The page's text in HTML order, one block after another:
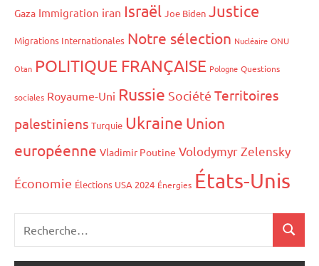
Gaza Immigration iran Israël Joe Biden Justice
Migrations Internationales Notre sélection Nucléaire ONU
Otan POLITIQUE FRANÇAISE Pologne Questions
sociales Royaume-Uni Russie Société Territoires
palestiniens Turquie Ukraine Union
européenne Vladimir Poutine Volodymyr Zelensky
Économie Élections USA 2024 Énergies États-Unis